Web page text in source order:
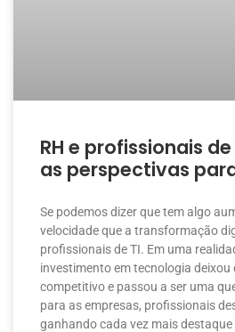
RH e profissionais
as perspectivas
Se podemos dizer que tem algo
velocidade que a transformação
profissionais de TI. Em uma
investimento em tecnologia deixou
competitivo e passou a ser uma
para as empresas, profissionais
ganhando cada vez mais